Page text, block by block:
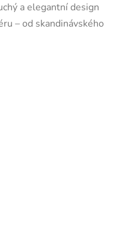
a elegantní design
– od skandinávského